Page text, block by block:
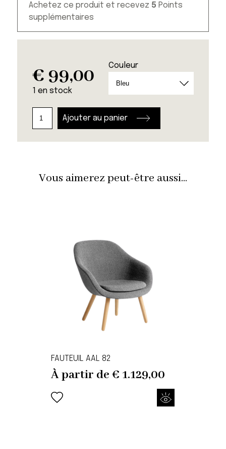
Achetez ce produit et recevez 5 Points
supplémentaires
€ 99,00
1 en stock
Couleur
quantité
Ajouter au panier
Vous aimerez peut-être aussi...
FAUTEUIL AAL 82
À partir de€ 1.129,00